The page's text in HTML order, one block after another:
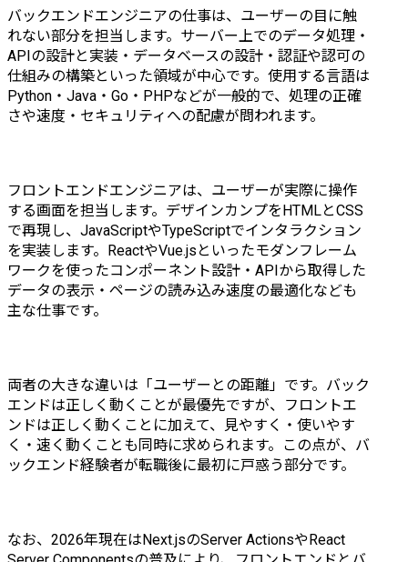
バックエンドエンジニアの仕事は、ユーザーの目に触
れない部分を担当します。サーバー上でのデータ処理・
APIの設計と実装・データベースの設計・認証や認可の
仕組みの構築といった領域が中心です。使用する言語は
Python・Java・Go・PHPなどが一般的で、処理の正確
さや速度・セキュリティへの配慮が問われます。
フロントエンドエンジニアは、ユーザーが実際に操作
する画面を担当します。デザインカンプをHTMLとCSS
で再現し、JavaScriptやTypeScriptでインタラクション
を実装します。ReactやVue.jsといったモダンフレーム
ワークを使ったコンポーネント設計・APIから取得した
データの表示・ページの読み込み速度の最適化なども
主な仕事です。
両者の大きな違いは「ユーザーとの距離」です。バック
エンドは正しく動くことが最優先ですが、フロントエ
ンドは正しく動くことに加えて、見やすく・使いやす
く・速く動くことも同時に求められます。この点が、バ
ックエンド経験者が転職後に最初に戸惑う部分です。
なお、2026年現在はNext.jsのServer ActionsやReact